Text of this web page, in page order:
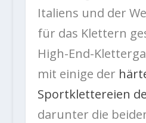
Italiens und der
für das Klettern
High-End-
mit einige der
Sportklettereien
darunter die